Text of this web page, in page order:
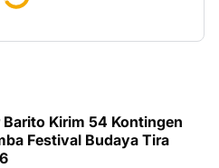
Barito Kirim 54 Kontingen
Festival Budaya Tira